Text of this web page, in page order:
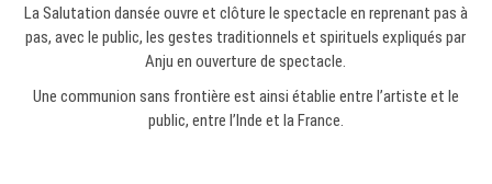
La Salutation dansée ouvre et clôture le spectacle en reprenant pas à
pas, avec le public, les gestes traditionnels et spirituels expliqués par
Anju en ouverture de spectacle.
Une communion sans frontière est ainsi établie entre l’artiste et le
public, entre l’Inde et la France.